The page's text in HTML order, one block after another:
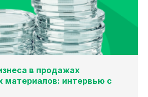
в продажах
материалов: интервью с